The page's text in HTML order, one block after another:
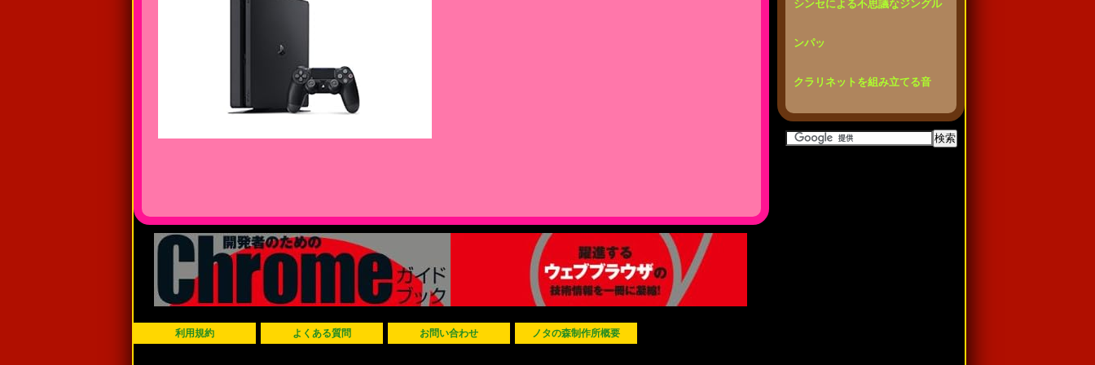
シンセによる不思議なジングル
ンパッ
クラリネットを組み立てる音
利用規約 よくある質問 お問い合わせ ノタの森制作所概要